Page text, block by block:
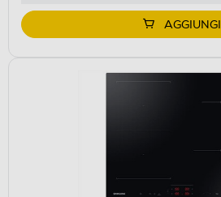
AGGIUNGI